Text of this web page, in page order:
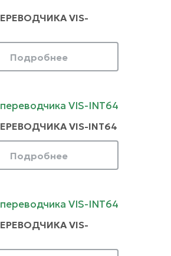
VIS-
Подробнее
VIS-INT64
Подробнее
VIS-